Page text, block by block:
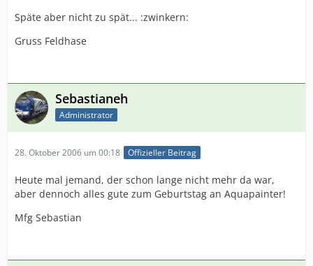
Späte aber nicht zu spät... :zwinkern:
Gruss Feldhase
Sebastianeh
Administrator
28. Oktober 2006 um 00:18 Offizieller Beitrag
Heute mal jemand, der schon lange nicht mehr da war,
aber dennoch alles gute zum Geburtstag an Aquapainter!
Mfg Sebastian